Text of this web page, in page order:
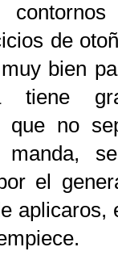
de
bien
tiene
que no
el
aplicaros,